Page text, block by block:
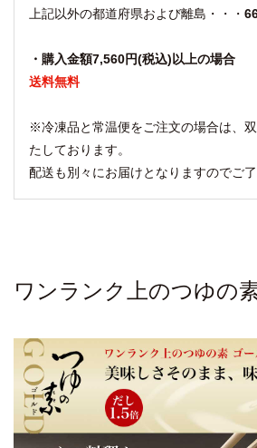
上記以外の都道府県および離島・・・
・購入金額7,560円(税込)以上の場合
送料無料
※冷凍品と常温便をご注文の場合は、
たしております。
配送も別々にお届けとなりますのでご了
ワンランク上のつゆの